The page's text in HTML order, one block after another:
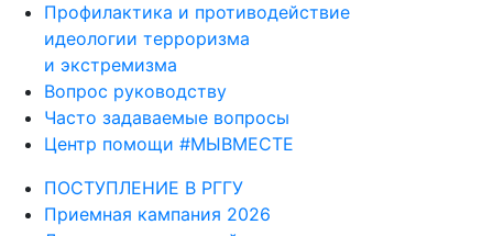
Профилактика и противодействие
идеологии терроризма
и экстремизма
Вопрос руководству
Часто задаваемые вопросы
Центр помощи #МЫВМЕСТЕ
ПОСТУПЛЕНИЕ В РГГУ
Приемная кампания 2026